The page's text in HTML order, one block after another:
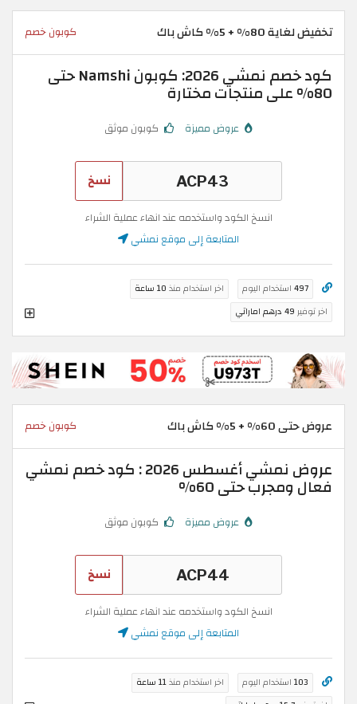
تخفيض لغاية 80% + 5% كاش باك كوبون خصم
كود خصم نمشي 2026: كوبون Namshi حتى
80% على منتجات مختارة
عروض مميزة كوبون موثق
نسخ
انسخ الكود واستخدمه عند انهاء عملية الشراء
المتابعة إلى موقع نمشي
497 استخدام اليوم اخر استخدام منذ 10 ساعة
اخر توفير 49 درهم اماراتي
عروض حتى 60% + 5% كاش باك كوبون خصم
عروض نمشي أغسطس 2026 : كود خصم نمشي
فعال ومجرب حتى 60%
عروض مميزة كوبون موثق
نسخ
انسخ الكود واستخدمه عند انهاء عملية الشراء
المتابعة إلى موقع نمشي
103 استخدام اليوم اخر استخدام منذ11 ساعة